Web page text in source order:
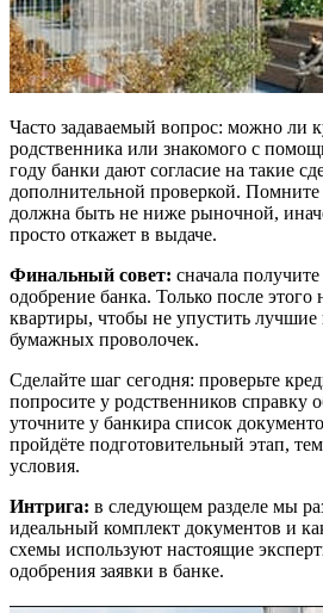
Часто задаваемый вопрос: можно ли
родственника или знакомого с
году банки дают согласие на такие
дополнительной проверкой.
должна быть не ниже рыночной,
просто откажет в выдаче.
Финальный совет: сначала
одобрение банка. Только после этого
квартиры, чтобы не упустить лучшие
бумажных проволочек.
Сделайте шаг сегодня: проверьте
попросите у родственников справку
уточните у банкира список
пройдёте подготовительный этап,
условия.
Интрига: в следующем разделе мы
идеальный комплект документов и
схемы используют настоящие
одобрения заявки в банке.